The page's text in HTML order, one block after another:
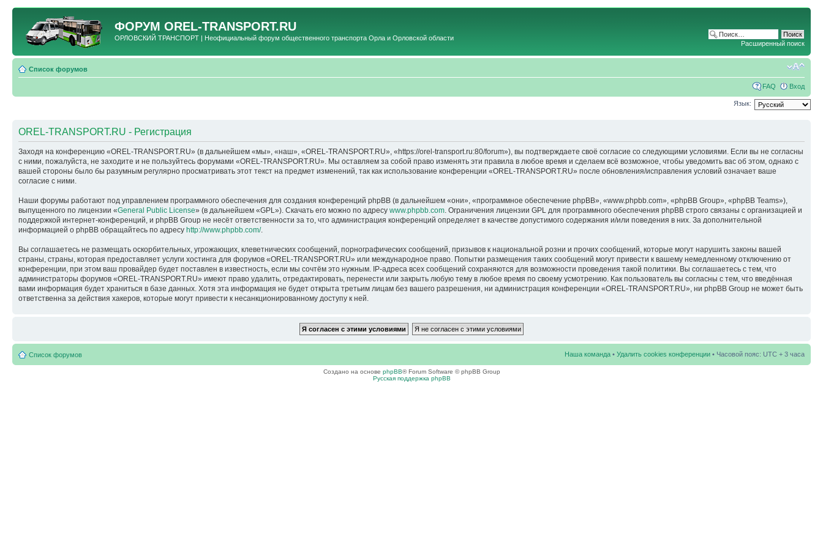
ФОРУМ OREL-TRANSPORT.RU
ОРЛОВСКИЙ ТРАНСПОРТ | Неофициальный форум общественного транспорта Орла и Орловской области
Расширенный поиск
Список форумов
FAQ Вход
Язык:
OREL-TRANSPORT.RU - Регистрация
Заходя на конференцию «OREL-TRANSPORT.RU» (в дальнейшем «мы», «наш», «OREL-TRANSPORT.RU», «https://orel-transport.ru:80/forum»), вы подтверждаете своё согласие со следующими условиями. Если вы не согласны
с ними, пожалуйста, не заходите и не пользуйтесь форумами «OREL-TRANSPORT.RU». Мы оставляем за собой право изменять эти правила в любое время и сделаем всё возможное, чтобы уведомить вас об этом, однако с
вашей стороны было бы разумным регулярно просматривать этот текст на предмет изменений, так как использование конференции «OREL-TRANSPORT.RU» после обновления/исправления условий означает ваше
согласие с ними.
Наши форумы работают под управлением программного обеспечения для создания конференций phpBB (в дальнейшем «они», «программное обеспечение phpBB», «www.phpbb.com», «phpBB Group», «phpBB Teams»),
выпущенного по лицензии «General Public License» (в дальнейшем «GPL»). Скачать его можно по адресу www.phpbb.com. Ограничения лицензии GPL для программного обеспечения phpBB строго связаны с организацией и
поддержкой интернет-конференций, и phpBB Group не несёт ответственности за то, что администрация конференций определяет в качестве допустимого содержания и/или поведения в них. За дополнительной
информацией о phpBB обращайтесь по адресу http://www.phpbb.com/.
Вы соглашаетесь не размещать оскорбительных, угрожающих, клеветнических сообщений, порнографических сообщений, призывов к национальной розни и прочих сообщений, которые могут нарушить законы вашей
страны, страны, которая предоставляет услуги хостинга для форумов «OREL-TRANSPORT.RU» или международное право. Попытки размещения таких сообщений могут привести к вашему немедленному отключению от
конференции, при этом ваш провайдер будет поставлен в известность, если мы сочтём это нужным. IP-адреса всех сообщений сохраняются для возможности проведения такой политики. Вы соглашаетесь с тем, что
администраторы форумов «OREL-TRANSPORT.RU» имеют право удалить, отредактировать, перенести или закрыть любую тему в любое время по своему усмотрению. Как пользователь вы согласны с тем, что введённая
вами информация будет храниться в базе данных. Хотя эта информация не будет открыта третьим лицам без вашего разрешения, ни администрация конференции «OREL-TRANSPORT.RU», ни phpBB Group не может быть
ответственна за действия хакеров, которые могут привести к несанкционированному доступу к ней.
Список форумов Наша команда • Удалить cookies конференции • Часовой пояс: UTC + 3 часа
Создано на основе phpBB® Forum Software © phpBB Group
Русская поддержка phpBB